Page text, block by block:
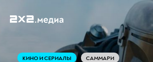
КИНО И СЕРИАЛЫ САММАРИ